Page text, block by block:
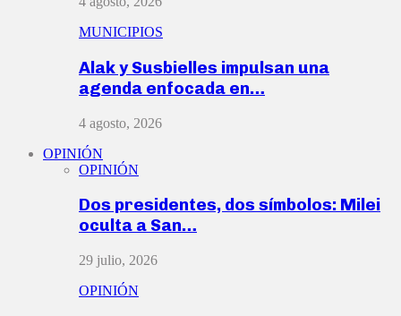
MUNICIPIOS
Alak y Susbielles impulsan una
agenda enfocada en…
4 agosto, 2026
OPINIÓN
OPINIÓN
Dos presidentes, dos símbolos: Milei
oculta a San…
29 julio, 2026
OPINIÓN